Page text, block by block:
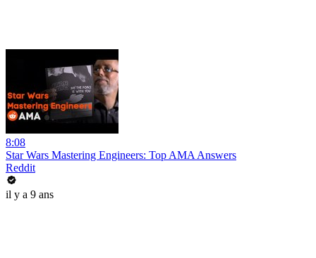
8:08
Star Wars Mastering Engineers: Top AMA Answers
Reddit
il y a 9 ans